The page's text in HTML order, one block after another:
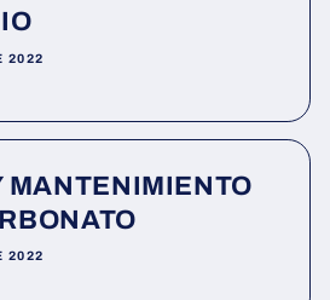
2022
MANTENIMIENTO
2022